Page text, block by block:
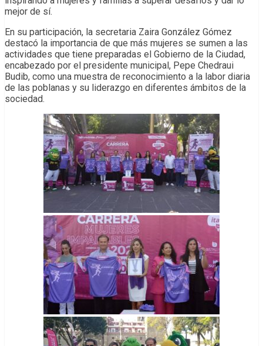
mejor de sí.
En su participación, la secretaria Zaira González Gómez
destacó la importancia de que más mujeres se sumen a las
actividades que tiene preparadas el Gobierno de la Ciudad,
encabezado por el presidente municipal, Pepe Chedraui
Budib, como una muestra de reconocimiento a la labor diaria
de las poblanas y su liderazgo en diferentes ámbitos de la
sociedad.